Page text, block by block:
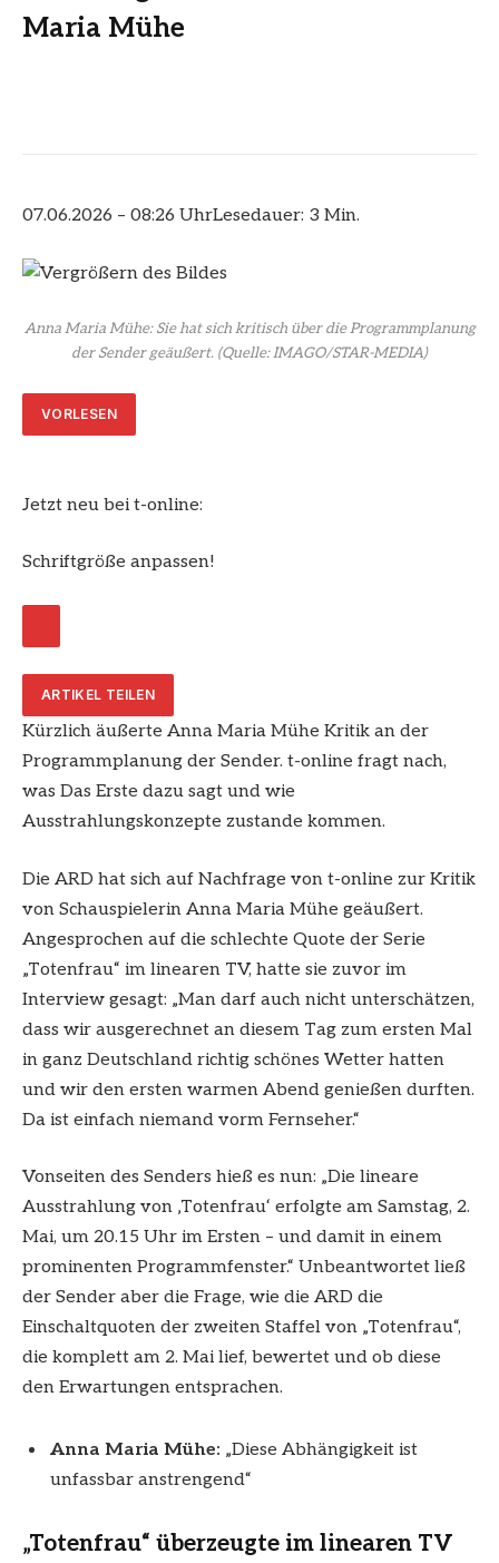
Maria Mühe
07.06.2026 – 08:26 UhrLesedauer: 3 Min.
Anna Maria Mühe: Sie hat sich kritisch über die Programmplanung
der Sender geäußert. (Quelle: IMAGO/STAR-MEDIA)
VORLESEN
Jetzt neu bei t-online:
Schriftgröße anpassen!
ARTIKEL TEILEN
Kürzlich äußerte Anna Maria Mühe Kritik an der
Programmplanung der Sender. t-online fragt nach,
was Das Erste dazu sagt und wie
Ausstrahlungskonzepte zustande kommen.
Die ARD hat sich auf Nachfrage von t-online zur Kritik
von Schauspielerin Anna Maria Mühe geäußert.
Angesprochen auf die schlechte Quote der Serie
„Totenfrau“ im linearen TV, hatte sie zuvor im
Interview gesagt: „Man darf auch nicht unterschätzen,
dass wir ausgerechnet an diesem Tag zum ersten Mal
in ganz Deutschland richtig schönes Wetter hatten
und wir den ersten warmen Abend genießen durften.
Da ist einfach niemand vorm Fernseher.“
Vonseiten des Senders hieß es nun: „Die lineare
Ausstrahlung von ‚Totenfrau‘ erfolgte am Samstag, 2.
Mai, um 20.15 Uhr im Ersten – und damit in einem
prominenten Programmfenster.“ Unbeantwortet ließ
der Sender aber die Frage, wie die ARD die
Einschaltquoten der zweiten Staffel von „Totenfrau“,
die komplett am 2. Mai lief, bewertet und ob diese
den Erwartungen entsprachen.
Anna Maria Mühe: „Diese Abhängigkeit ist
unfassbar anstrengend“
„Totenfrau“ überzeugte im linearen TV